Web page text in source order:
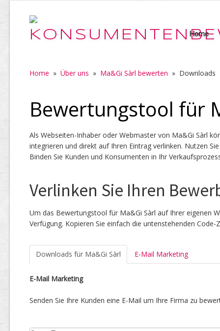
Home
Home » Über uns » Ma&Gi Sàrl bewerten » Downloads
Bewertungstool für
Als Webseiten-Inhaber oder Webmaster von Ma&Gi Sàrl
integrieren und direkt auf Ihren Eintrag verlinken. Nutzen
Binden Sie Kunden und Konsumenten in Ihr
Verlinken Sie Ihren
Um das Bewertungstool für Ma&Gi Sàrl auf Ihrer eigenen
Verfügung. Kopieren Sie einfach die untenstehenden Code-
Downloads für Ma&Gi Sàrl E-Mail Marketing
E-Mail Marketing
Senden Sie Ihre Kunden eine E-Mail um Ihre Firma zu